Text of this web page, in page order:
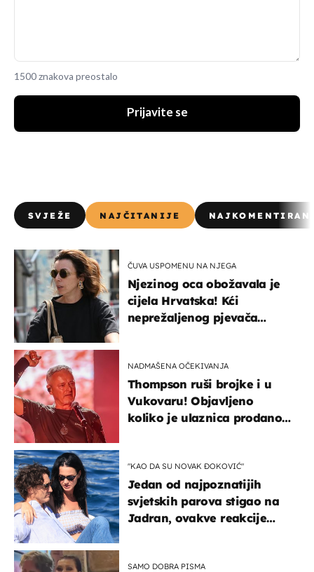
1500 znakova preostalo
Prijavite se
SVJEŽE NAJČITANIJE
ČUVA USPOMENU NA NJEGA
Njezinog oca obožavala je
cijela Hrvatska! Kći
neprežaljenog pjevača
NADMAŠENA OČEKIVANJA
Thompson ruši brojke i u
Vukovaru! Objavljeno
koliko je ulaznica prodano
"KAO DA SU NOVAK ĐOKOVIĆ"
Jedan od najpoznatijih
svjetskih parova stigao na
Jadran, ovakve reakcije
SAMO DOBRA PISMA